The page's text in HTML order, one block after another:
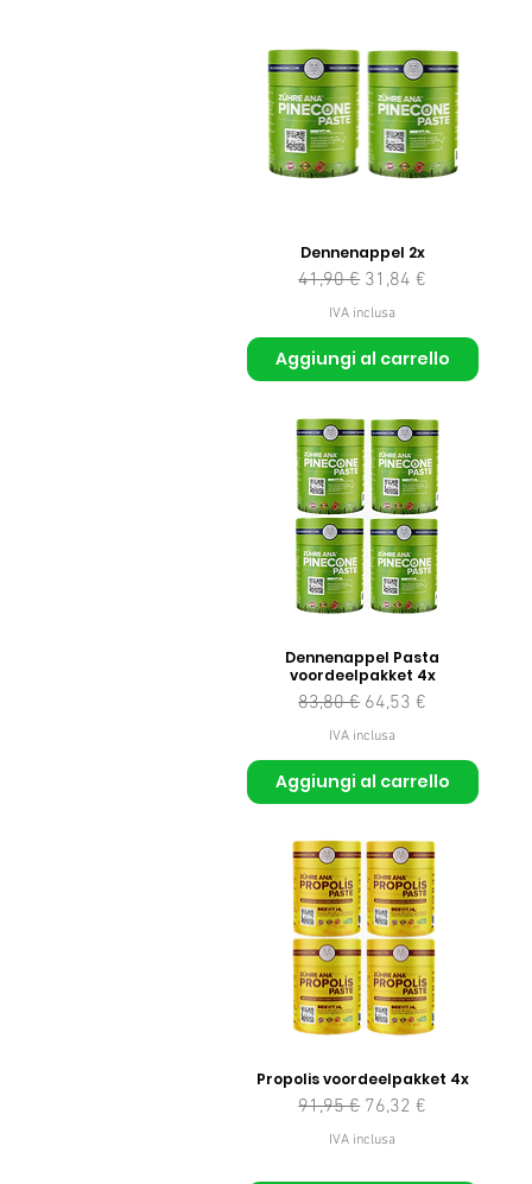
Dennenappel 2x
Prezzo regolare
41,90 € Prezzo scontato
31,84 €
IVA inclusa
Aggiungi al carrello
Dennenappel Pasta
voordeelpakket 4x
Prezzo regolare
83,80 € Prezzo scontato
64,53 €
IVA inclusa
Aggiungi al carrello
Propolis voordeelpakket 4x
Prezzo regolare
91,95 € Prezzo scontato
76,32 €
IVA inclusa